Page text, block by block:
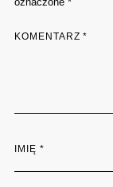
oznaczone *
KOMENTARZ*
IMIĘ *